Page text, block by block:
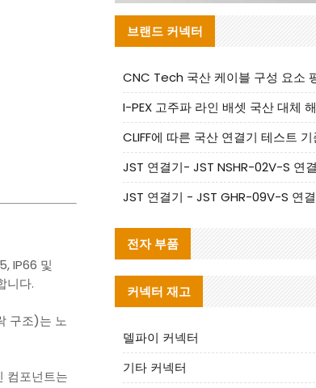
IP66 및
니다.
구조)는 노
컴포넌트는
브랜드 커넥터
I-PEX 고주파 라인 배셋 국산 대체
CLIFF에 따른 국산 연결기 테스트
전자 부품
커넥터 재고
델파이 커넥터
기타 커넥터